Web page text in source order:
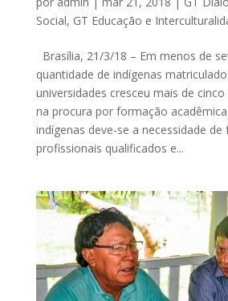
Social, GT Educação e
Brasília, 21/3/18 – Em menos de
quantidade de indígenas
universidades cresceu mais de
na procura por formação
indígenas deve-se a necessidade de
profissionais qualificados e...